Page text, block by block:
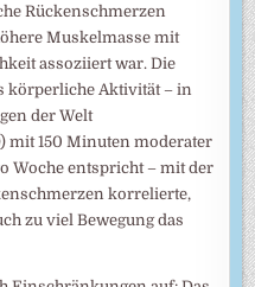
Rückenschmerzen
Muskelmasse mit
assoziiert war. Die
körperliche Aktivität – in
der Welt
mit 150 Minuten moderater
Woche entspricht – mit der
korrelierte,
zu viel Bewegung das